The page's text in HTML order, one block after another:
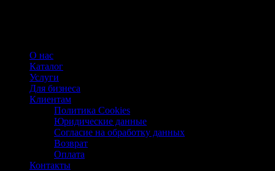
О нас
Каталог
Услуги
Для бизнеса
Клиентам
Политика Cookies
Юридические данные
Согласие на обработку данных
Возврат
Оплата
Контакты